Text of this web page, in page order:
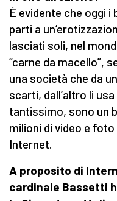
È evidente che oggi
parti a
lasciati soli, nel
“carne da macello”,
una società che da
scarti, dall’altro li
tantissimo, sono un
milioni di video e
Internet.
A proposito di
cardinale Bassetti